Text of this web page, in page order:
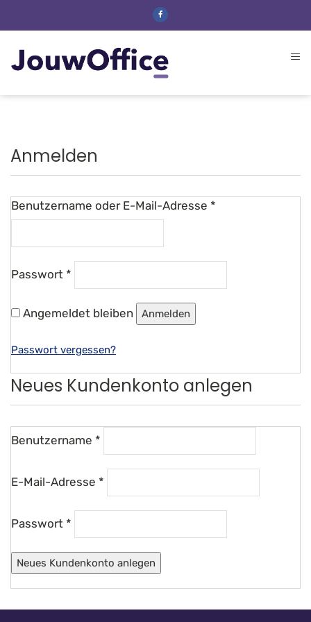
Anmelden
Benutzername oder E-Mail-Adresse *
Passwort *
Angemeldet bleiben Anmelden
Passwort vergessen?
Neues Kundenkonto anlegen
Benutzername *
E-Mail-Adresse *
Passwort *
Neues Kundenkonto anlegen